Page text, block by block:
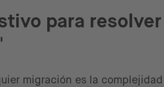
para
migración es la